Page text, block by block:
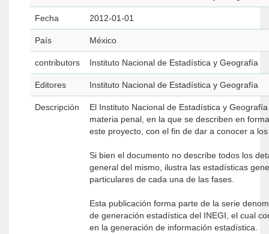
Fecha 2012-01-01
País México
contributors Instituto Nacional de Estadística y Geografía
Editores Instituto Nacional de Estadística y Geografía
Descripción
El Instituto Nacional de Estadística y
materia penal, en la que se describen en
este proyecto, con el fin de dar a conocer a
Si bien el documento no describe todos los
general del mismo, ilustra las estadísticas
particulares de cada una de las fases.
Esta publicación forma parte de la serie
de generación estadística del INEGI, el cual
en la generación de información estadística.